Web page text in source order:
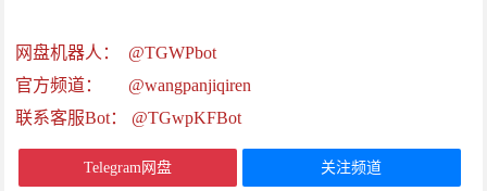
网盘机器人： @TGWPbot
官方频道： @wangpanjiqiren
联系客服Bot： @TGwpKFBot
Telegram网盘 关注频道